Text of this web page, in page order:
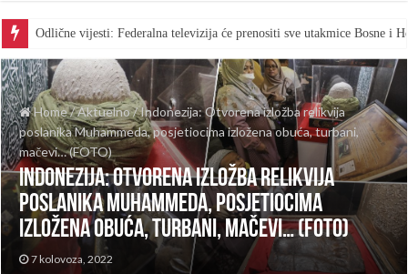
Odlične vijesti: Federalna televizija će prenositi sve utakmice Bosne i
Home/Aktuelno/Indonezija: Otvorena izložba relikvija
poslanika Muhammeda, posjetiocima izložena obuća, turbani,
mačevi… (FOTO)
Indonezija: Otvorena izložba relikvija
poslanika Muhammeda, posjetiocima
izložena obuća, turbani, mačevi… (FOTO)
7 kolovoza, 2022